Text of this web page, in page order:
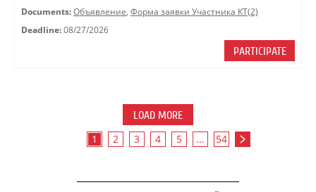
Documents: Объявление, Форма заявки Участника КТ(2)
Deadline: 08/27/2026
PARTICIPATE
LOAD MORE
1 2 3 4 5 ... 54